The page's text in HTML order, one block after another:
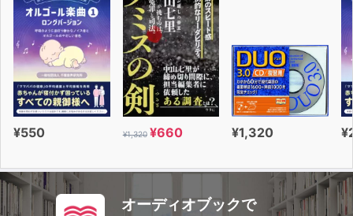
¥550 ¥1,320 ¥660 ¥1,320
オーディオブックで